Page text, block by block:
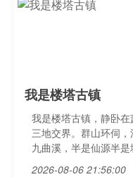
我是楼塔古镇
我是楼塔古镇，静卧
三地交界。群山环伺
九曲溪，半是仙源半
2026-08-06 21:56:00